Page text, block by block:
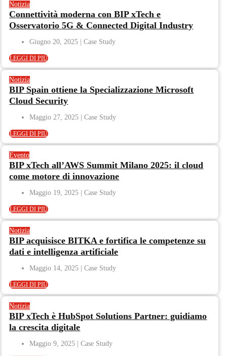
Notizia
Connettività moderna con BIP xTech e
Osservatorio 5G & Connected Digital Industry
Giugno 20, 2025
LEGGI DI PIÙ
Notizia
BIP Spain ottiene la Specializzazione Microsoft
Cloud Security
Maggio 27, 2025
LEGGI DI PIÙ
Evento
BIP xTech all’AWS Summit Milano 2025: il cloud
come motore di innovazione
Maggio 19, 2025
LEGGI DI PIÙ
Notizia
BIP acquisisce BITKA e fortifica le competenze su
dati e intelligenza artificiale
Maggio 14, 2025
LEGGI DI PIÙ
Notizia
BIP xTech è HubSpot Solutions Partner: guidiamo
la crescita digitale
Maggio 9, 2025